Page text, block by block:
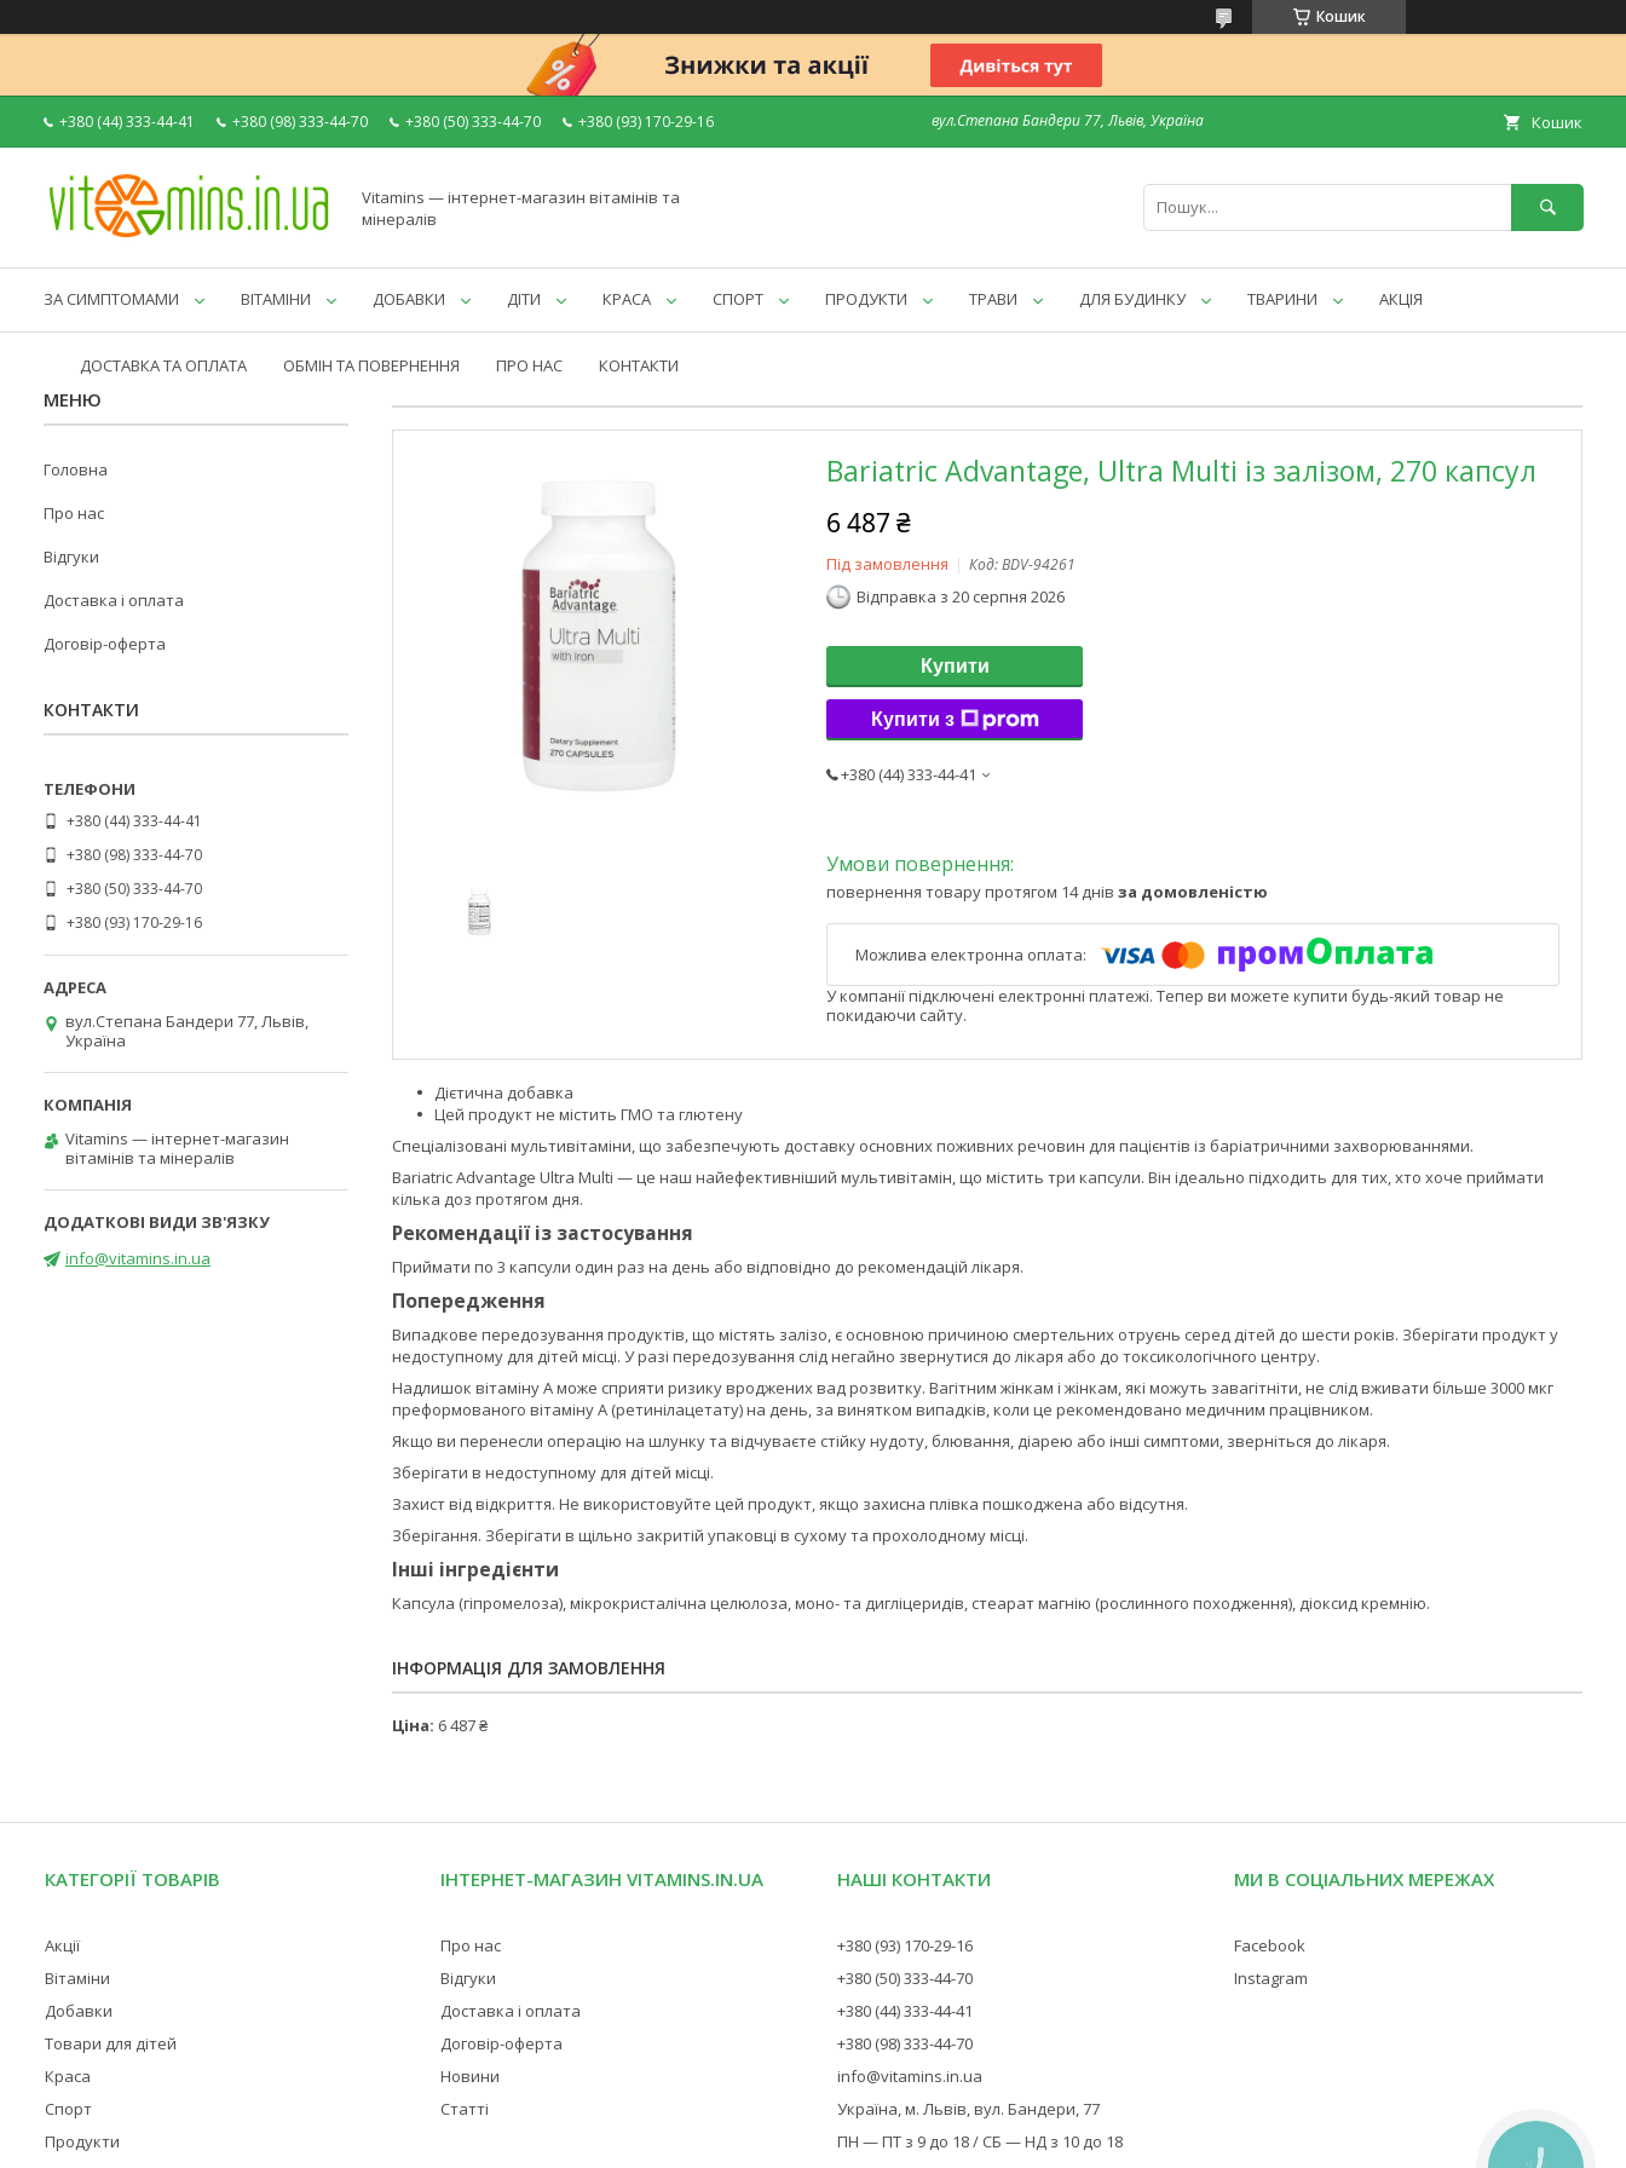
Кошик
+380 (44) 333-44-41 +380 (98) 333-44-70 +380 (50) 333-44-70 +380 (93) 170-29-16 вул.Степана Бандери 77, Львів, Україна Кошик
Vitamins — інтернет-магазин вітамінів та
мінералів
ЗА СИМПТОМАМИ ВІТАМІНИ ДОБАВКИ ДІТИ КРАСА СПОРТ ПРОДУКТИ ТРАВИ ДЛЯ БУДИНКУ ТВАРИНИ АКЦІЯ
ДОСТАВКА ТА ОПЛАТА ОБМІН ТА ПОВЕРНЕННЯ ПРО НАС КОНТАКТИ
Bariatric Advantage, Ultra Multi із залізом, 270 капсул
6 487 ₴
Під замовлення Код:BDV-94261
Відправка з 20 серпня 2026
Купити
Купити з
+380 (44) 333-44-41
повернення товару протягом 14 днів за домовленістю
У компанії підключені електронні платежі. Тепер ви можете купити будь-який товар не
покидаючи сайту.
Дієтична добавка
Цей продукт не містить ГМО та глютену
Спеціалізовані мультивітаміни, що забезпечують доставку основних поживних речовин для пацієнтів із баріатричними захворюваннями.
Bariatric Advantage Ultra Multi — це наш найефективніший мультивітамін, що містить три капсули. Він ідеально підходить для тих, хто хоче приймати
кілька доз протягом дня.
Рекомендації із застосування
Приймати по 3 капсули один раз на день або відповідно до рекомендацій лікаря.
Попередження
Випадкове передозування продуктів, що містять залізо, є основною причиною смертельних отруєнь серед дітей до шести років. Зберігати продукт у
недоступному для дітей місці. У разі передозування слід негайно звернутися до лікаря або до токсикологічного центру.
Надлишок вітаміну А може сприяти ризику вроджених вад розвитку. Вагітним жінкам і жінкам, які можуть завагітніти, не слід вживати більше 3000 мкг
преформованого вітаміну A (ретинілацетату) на день, за винятком випадків, коли це рекомендовано медичним працівником.
Якщо ви перенесли операцію на шлунку та відчуваєте стійку нудоту, блювання, діарею або інші симптоми, зверніться до лікаря.
Зберігати в недоступному для дітей місці.
Захист від відкриття. Не використовуйте цей продукт, якщо захисна плівка пошкоджена або відсутня.
Зберігання. Зберігати в щільно закритій упаковці в сухому та прохолодному місці.
Інші інгредієнти
Капсула (гіпромелоза), мікрокристалічна целюлоза, моно- та дигліцеридів, стеарат магнію (рослинного походження), діоксид кремнію.
ІНФОРМАЦІЯ ДЛЯ ЗАМОВЛЕННЯ
Ціна: 6 487 ₴
Головна
Про нас
Відгуки
Доставка і оплата
Договір-оферта
КОНТАКТИ
+380 (44) 333-44-41
+380 (98) 333-44-70
+380 (50) 333-44-70
+380 (93) 170-29-16
вул.Степана Бандери 77, Львів,
Україна
Vitamins — інтернет-магазин
вітамінів та мінералів
info@vitamins.in.ua
КАТЕГОРІЇ ТОВАРІВ
Акції
Вітаміни
Добавки
Товари для дітей
Краса
Спорт
Продукти
ІНТЕРНЕТ-МАГАЗИН VITAMINS.IN.UA
Про нас
Відгуки
Доставка і оплата
Договір-оферта
Новини
Статті
НАШІ КОНТАКТИ
+380 (93) 170-29-16
+380 (50) 333-44-70
+380 (44) 333-44-41
+380 (98) 333-44-70
info@vitamins.in.ua
Україна, м. Львів, вул. Бандери, 77
ПН — ПТ з 9 до 18 / СБ — НД з 10 до 18
МИ В СОЦІАЛЬНИХ МЕРЕЖАХ
Facebook
Instagram
КНОПКА